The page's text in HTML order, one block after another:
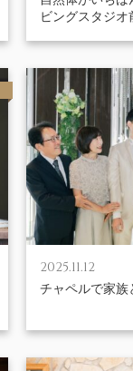
ビングスタジオ
2025.11.12
チャペルで家族